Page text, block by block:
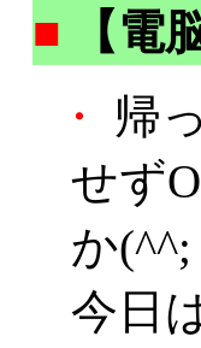
■ 【電
・
帰
せず
か
今日